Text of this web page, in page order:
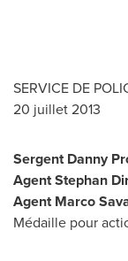
SERVICE DE
20 juillet 2013
Sergent Danny
AgentStephan
AgentMarco
Médaille pour